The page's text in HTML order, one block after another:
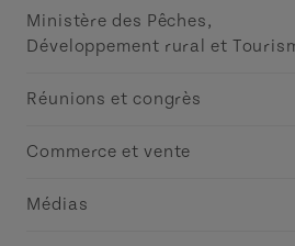
Ministère des Pêches,
Développement rural et
Réunions et congrès
Commerce et vente
Médias